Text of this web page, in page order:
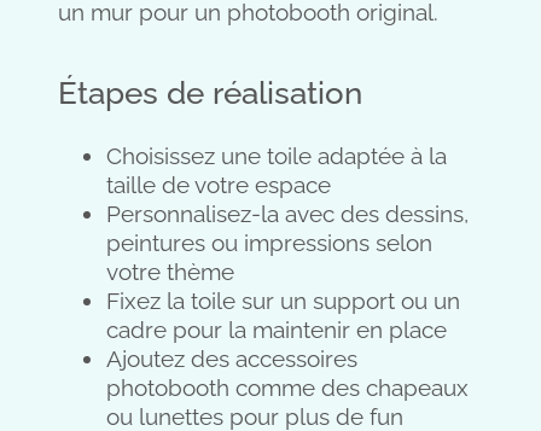
un mur pour un photobooth original.
Étapes de réalisation
Choisissez une toile adaptée à la
taille de votre espace
Personnalisez-la avec des dessins,
peintures ou impressions selon
votre thème
Fixez la toile sur un support ou un
cadre pour la maintenir en place
Ajoutez des accessoires
photobooth comme des chapeaux
ou lunettes pour plus de fun